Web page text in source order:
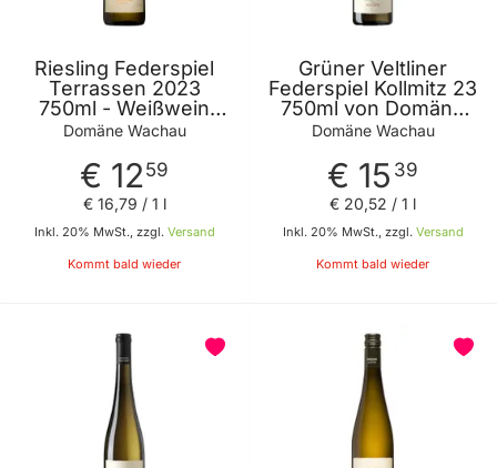
Riesling Federspiel
Terrassen 2023
750ml - Weißwein
von Domäne Wachau
Domäne Wachau
€ 1259
Inkl. 20% MwSt., zzgl. Versand
€ 16,79 / 1 l
Kommt bald wieder
Grüner Veltliner
Federspiel Kollmitz 23
750ml von Domäne
Wachau
Domäne Wachau
€ 15 39
Inkl. 20% MwSt., zzgl. Versand
€ 20,52 / 1 l
Kommt bald wieder